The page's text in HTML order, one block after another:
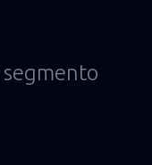
segmento